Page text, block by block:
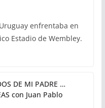
enfrentaba en
Estadio de Wembley.
DE MI PADRE …
con Juan Pablo